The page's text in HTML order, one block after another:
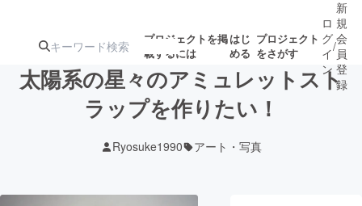
プロジェクトを掲
載するには
はじ
める
プロジェクト
をさがす
ジェクト
募集終了が近いプ
ロジェクト
ロ
グ
イ
ン
/
新
規
会
員
登
録
太陽系の星々のアミュレットスト
ラップを作りたい！
Ryosuke1990 アート・写真